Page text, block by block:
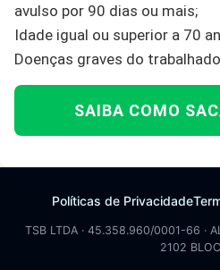
avulso por 90 dias ou mais;
Idade igual ou superior a 70
Doenças graves do
SAIBA COMO
Políticas de Privacidade
TSB LTDA · 45.358.960/0001-66 ·
2102